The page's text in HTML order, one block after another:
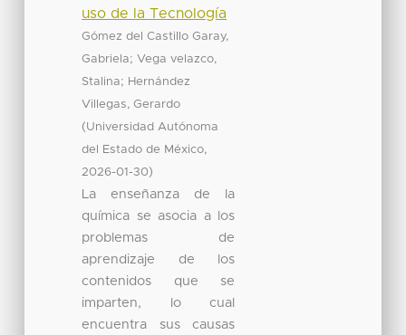
uso de la Tecnología
Gómez del Castillo Garay,
Gabriela;Vega velazco,
Stalina; Hernández
Villegas, Gerardo
(Universidad Autónoma
del Estado de México,
2026-01-30)
La enseñanza de la
química se asocia a los
problemas de
aprendizaje de los
contenidos que se
imparten, lo cual
encuentra sus causas